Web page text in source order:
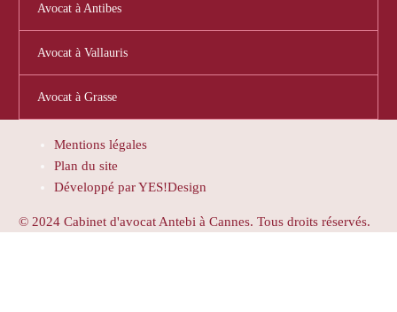
Avocat à Antibes
Avocat à Vallauris
Avocat à Grasse
Mentions légales
Plan du site
Développé par YES!Design
© 2024 Cabinet d'avocat Antebi à Cannes. Tous droits réservés.